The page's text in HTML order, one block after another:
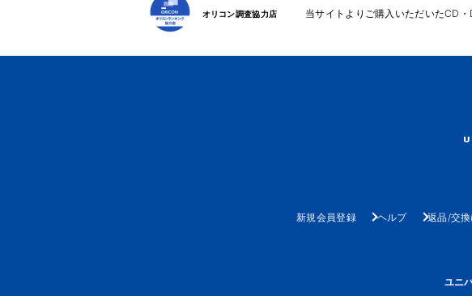
オリコン調査協力店 当サイトよりご購入いただいたCD
新規会員登録 ヘルプ 返品/交
ユニ